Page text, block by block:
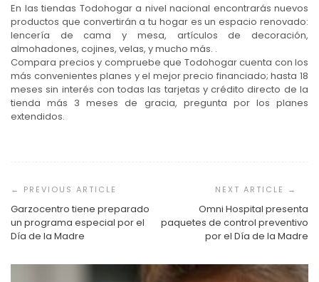
En las tiendas Todohogar a nivel nacional encontrarás nuevos
productos que convertirán a tu hogar es un espacio renovado:
lencería de cama y mesa, artículos de decoración,
almohadones, cojines, velas, y mucho más. .
Compara precios y compruebe que Todohogar cuenta con los
más convenientes planes y el mejor precio financiado; hasta 18
meses sin interés con todas las tarjetas y crédito directo de la
tienda más 3 meses de gracia, pregunta por los planes
extendidos.
de
entradas
Garzocentro tiene preparado
un programa especial por el
Día de la Madre
Omni Hospital presenta
paquetes de control preventivo
por el Día de la Madre